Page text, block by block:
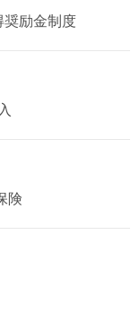
奨励金制度
険